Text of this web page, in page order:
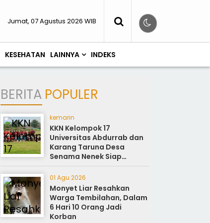
Jumat, 07 Agustus 2026 WIB
KESEHATAN LAINNYA INDEKS
BERITA POPULER
kemarin
KKN Kelompok 17
Universitas Abdurrab dan
Karang Taruna Desa
Senama Nenek Siap
Sukseskan Perayaan HUT
ke-81
01 Agu 2026
Monyet Liar Resahkan
Warga Tembilahan, Dalam
6 Hari 10 Orang Jadi
Korban